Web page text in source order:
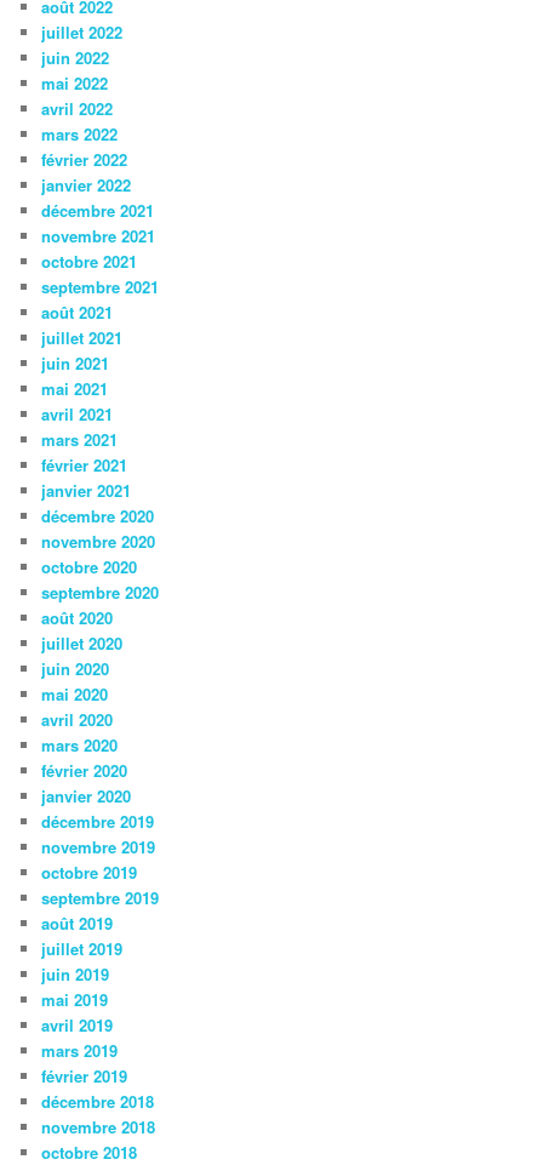
août 2022
juillet 2022
juin 2022
mai 2022
avril 2022
mars 2022
février 2022
janvier 2022
décembre 2021
novembre 2021
octobre 2021
septembre 2021
août 2021
juillet 2021
juin 2021
mai 2021
avril 2021
mars 2021
février 2021
janvier 2021
décembre 2020
novembre 2020
octobre 2020
septembre 2020
août 2020
juillet 2020
juin 2020
mai 2020
avril 2020
mars 2020
février 2020
janvier 2020
décembre 2019
novembre 2019
octobre 2019
septembre 2019
août 2019
juillet 2019
juin 2019
mai 2019
avril 2019
mars 2019
février 2019
décembre 2018
novembre 2018
octobre 2018